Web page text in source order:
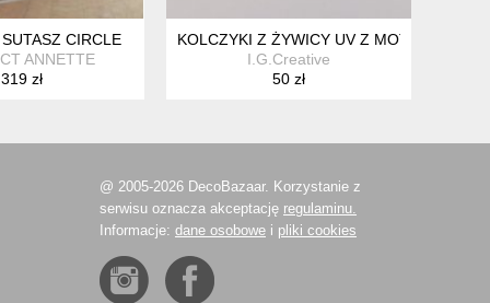
CIRCLE
ANNETTE
319 zł
KOLCZYKI Z ŻYWICY UV Z MOTYWEM
I.G.Creative
50 zł
@ 2005-2026 DecoBazaar. Korzystanie z
serwisu oznacza akceptację regulaminu.
Informacje: dane osobowe i pliki cookies